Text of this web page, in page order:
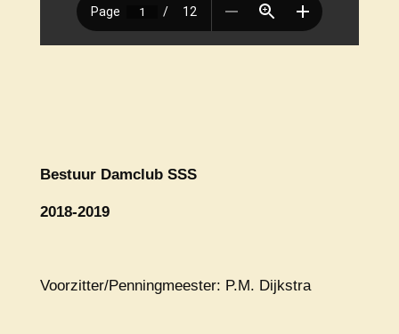
Bestuur Damclub SSS
2018-2019
Voorzitter/Penningmeester: P.M. Dijkstra